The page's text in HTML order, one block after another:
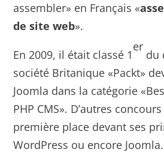
assembler» en Français «
de site web».
En 2009, il était classé 1
er
du
société Britanique «Packt»
Joomla dans la catégorie
PHP CMS». D’autres
première place devant ses
WordPress ou encore Joomla.